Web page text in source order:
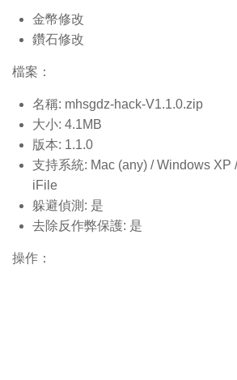
金幣修改
鑽石修改
檔案：
名稱: mhsgdz-hack-V1.1.0.zip
大小: 4.1MB
版本: 1.1.0
支持系統: Mac (any) / Windows XP
iFile
躲避偵測: 是
去除反作弊保護: 是
操作：